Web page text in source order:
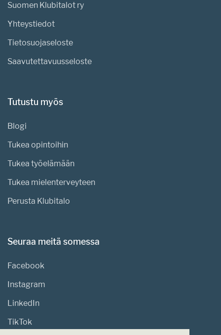
Suomen Klubitalot ry
Yhteystiedot
Tietosuojaseloste
Saavutettavuusseloste
Tutustu myös
Blogi
Tukea opintoihin
Tukea työelämään
Tukea mielenterveyteen
Perusta Klubitalo
Seuraa meitä somessa
Facebook
Instagram
LinkedIn
TikTok